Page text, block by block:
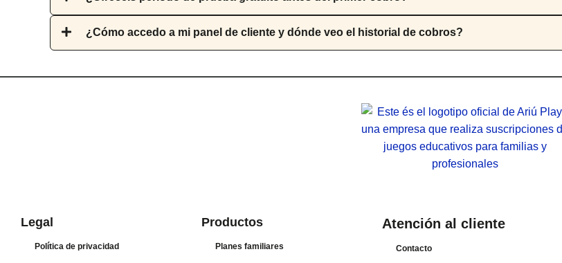
¿Cómo accedo a mi panel de cliente y dónde veo el historial de cobros?
Legal
Política de privacidad
Productos
Planes familiares
Atención al cliente
Contacto